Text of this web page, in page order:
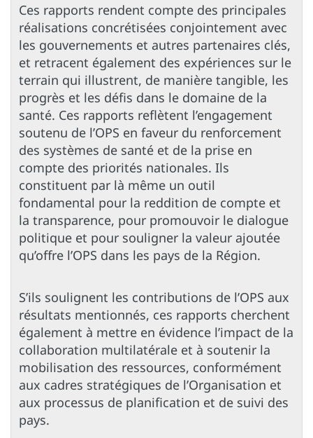
Ces rapports rendent compte des principales
réalisations concrétisées conjointement avec
les gouvernements et autres partenaires clés,
et retracent également des expériences sur le
terrain qui illustrent, de manière tangible, les
progrès et les défis dans le domaine de la
santé. Ces rapports reflètent l’engagement
soutenu de l’OPS en faveur du renforcement
des systèmes de santé et de la prise en
compte des priorités nationales. Ils
constituent par là même un outil
fondamental pour la reddition de compte et
la transparence, pour promouvoir le dialogue
politique et pour souligner la valeur ajoutée
qu’offre l’OPS dans les pays de la Région.
S’ils soulignent les contributions de l’OPS aux
résultats mentionnés, ces rapports cherchent
également à mettre en évidence l’impact de la
collaboration multilatérale et à soutenir la
mobilisation des ressources, conformément
aux cadres stratégiques de l’Organisation et
aux processus de planification et de suivi des
pays.